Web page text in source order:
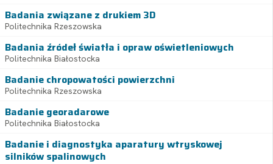
Badania związane z drukiem 3D
Politechnika Rzeszowska
Badania źródeł światła i opraw oświetleniowych
Politechnika Białostocka
Badanie chropowatości powierzchni
Politechnika Rzeszowska
Badanie georadarowe
Politechnika Białostocka
Badanie i diagnostyka aparatury wtryskowej
silników spalinowych